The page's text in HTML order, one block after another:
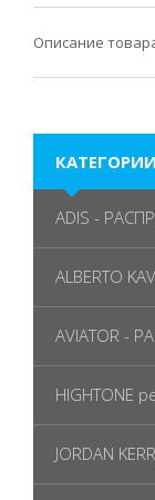
Описание
КАТЕГОРИИ
ADIS -
ALBERTO
AVIATOR -
HIGHTONE
JORDAN